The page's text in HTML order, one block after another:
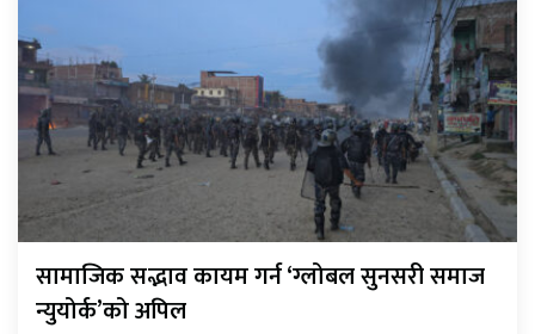
सामाजिक सद्भाव कायम गर्न ‘ग्लोबल सुनसरी समाज
न्युयोर्क’को अपिल